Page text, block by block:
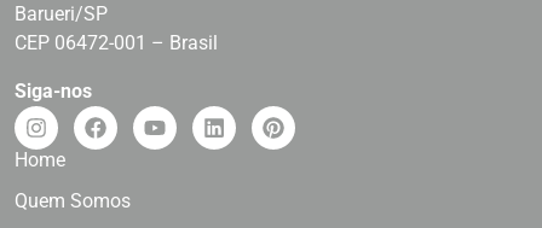
Barueri/SP
CEP 06472-001 – Brasil
Siga-nos
Home
Quem Somos